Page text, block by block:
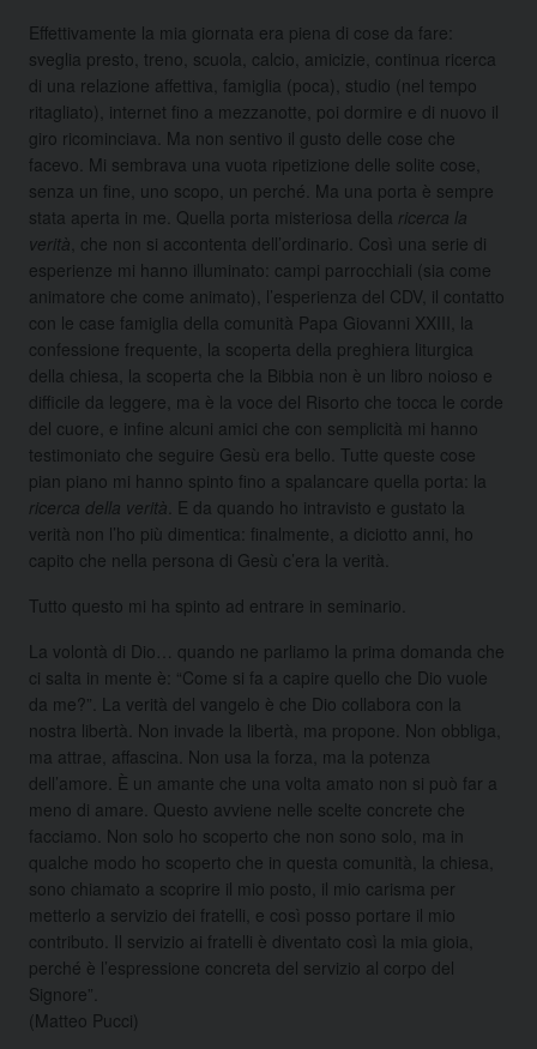
Effettivamente la mia giornata era piena di cose da fare:
sveglia presto, treno, scuola, calcio, amicizie, continua ricerca
di una relazione affettiva, famiglia (poca), studio (nel tempo
ritagliato), internet fino a mezzanotte, poi dormire e di nuovo il
giro ricominciava. Ma non sentivo il gusto delle cose che
facevo. Mi sembrava una vuota ripetizione delle solite cose,
senza un fine, uno scopo, un perché. Ma una porta è sempre
stata aperta in me. Quella porta misteriosa della ricerca la
verità , che non si accontenta dell’ordinario. Così una serie di
esperienze mi hanno illuminato: campi parrocchiali (sia come
animatore che come animato), l’esperienza del CDV, il contatto
con le case famiglia della comunità Papa Giovanni XXIII, la
confessione frequente, la scoperta della preghiera liturgica
della chiesa, la scoperta che la Bibbia non è un libro noioso e
difficile da leggere, ma è la voce del Risorto che tocca le corde
del cuore, e infine alcuni amici che con semplicità mi hanno
testimoniato che seguire Gesù era bello. Tutte queste cose
pian piano mi hanno spinto fino a spalancare quella porta: la
ricerca della verità . E da quando ho intravisto e gustato la
verità non l’ho più dimentica: finalmente, a diciotto anni, ho
capito che nella persona di Gesù c’era la verità.
Tutto questo mi ha spinto ad entrare in seminario.
La volontà di Dio… quando ne parliamo la prima domanda che
ci salta in mente è: “Come si fa a capire quello che Dio vuole
da me?”. La verità del vangelo è che Dio collabora con la
nostra libertà. Non invade la libertà, ma propone. Non obbliga,
ma attrae, affascina. Non usa la forza, ma la potenza
dell’amore. È un amante che una volta amato non si può far a
meno di amare. Questo avviene nelle scelte concrete che
facciamo. Non solo ho scoperto che non sono solo, ma in
qualche modo ho scoperto che in questa comunità, la chiesa,
sono chiamato a scoprire il mio posto, il mio carisma per
metterlo a servizio dei fratelli, e così posso portare il mio
contributo. Il servizio ai fratelli è diventato così la mia gioia,
perché è l’espressione concreta del servizio al corpo del
Signore”.
(Matteo Pucci)